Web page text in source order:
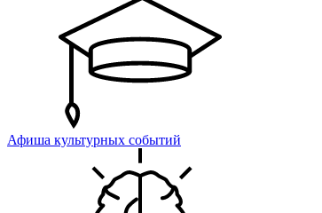
Афиша культурных событий